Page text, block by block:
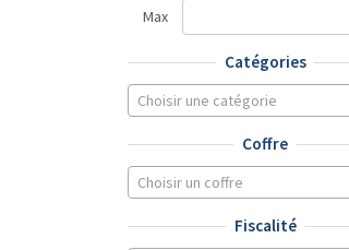
Max
Catégories
Choisir une catégorie
Coffre
Choisir un coffre
Fiscalité